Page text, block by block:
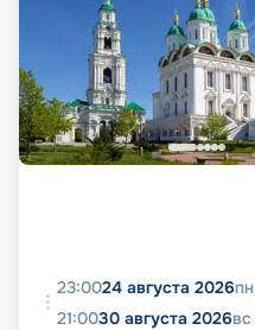
23:0024 августа 2026пн
21:0030 августа 2026вс